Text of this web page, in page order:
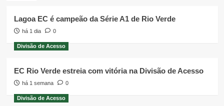
Lagoa EC é campeão da Série A1 de Rio Verde
há 1 dia 0
Divisão de Acesso
EC Rio Verde estreia com vitória na Divisão de Acesso
há 1 semana 0
Divisão de Acesso